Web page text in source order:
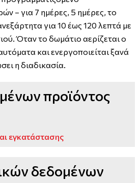
– για 7 ημέρες, 5 ημέρες, το
για 10 έως 120 λεπτά με
Όταν το δωμάτιο αερίζεται ο
και ενεργοποιείται ξανά
η διαδικασία.
προϊόντος
εγκατάστασης
δεδομένων